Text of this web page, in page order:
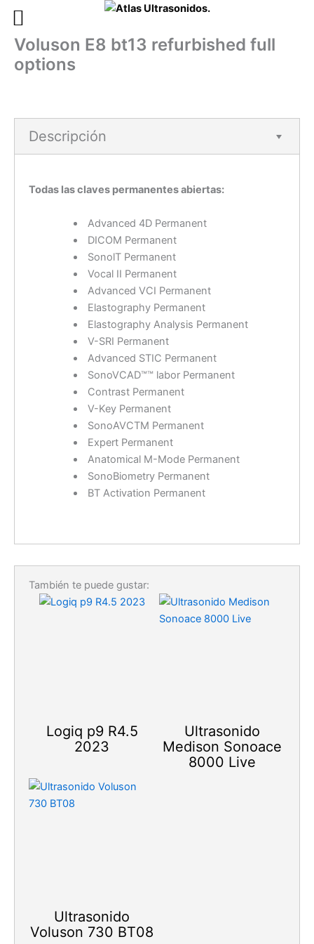
contenido
Voluson E8 bt13 refurbished full
options
Descripción
Todas las claves permanentes abiertas:
Advanced 4D Permanent
DICOM Permanent
SonolT Permanent
Vocal II Permanent
Advanced VCI Permanent
Elastography Permanent
Elastography Analysis Permanent
V-SRI Permanent
Advanced STIC Permanent
SonoVCAD™™ labor Permanent
Contrast Permanent
V-Key Permanent
SonoAVCTM Permanent
Expert Permanent
Anatomical M-Mode Permanent
SonoBiometry Permanent
BT Activation Permanent
También te puede gustar:
Logiq p9 R4.5
2023
Ultrasonido
Medison Sonoace
8000 Live
Ultrasonido
Voluson 730 BT08